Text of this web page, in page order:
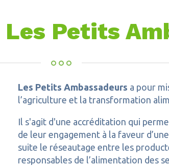
Petits
Les Petits Ambassadeurs a pour
l’agriculture et la transformation
Il s'agit d'une accréditation qui
de leur engagement à la faveur
suite le réseautage entre les
responsables de l’alimentation des